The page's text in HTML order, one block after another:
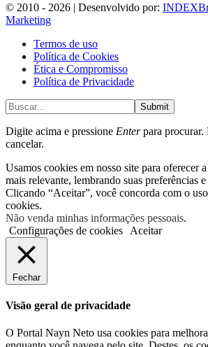
© 2010 - 2026 | Desenvolvido por:
Marketing
Termos de uso
Política de Cookies
Ética e Compromisso
Política de Privacidade
Submit
Digite acima e pressione Enterpara procurar.
cancelar.
Usamos cookies em nosso site para oferecer
mais relevante, lembrando suas preferências
Clicando “Aceitar”, você concorda com o
cookies.
Não venda minhas informações pessoais.
Configurações de cookies
Aceitar
Fechar
Visão geral de privacidade
O Portal Nayn Neto usa cookies para